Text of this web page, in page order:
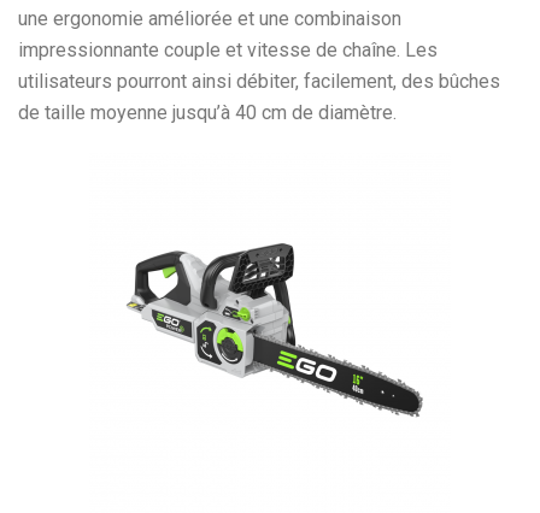
une ergonomie améliorée et une combinaison
impressionnante couple et vitesse de chaîne. Les
utilisateurs pourront ainsi débiter, facilement, des bûches
de taille moyenne jusqu’à 40 cm de diamètre.